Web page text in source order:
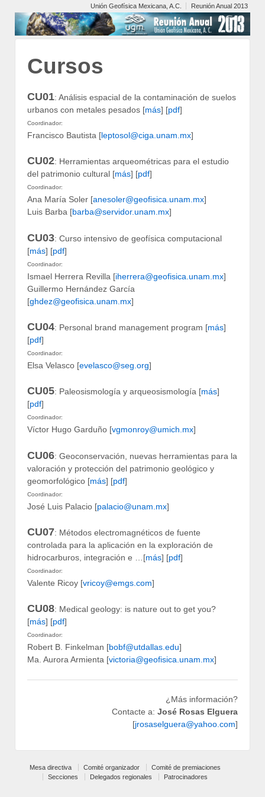
Unión Geofísica Mexicana, A.C. Reunión Anual 2013
Cursos
CU01: Análisis espacial de la contaminación de suelos
urbanos con metales pesados [más] [pdf]
Coordinador:
Francisco Bautista [leptosol@ciga.unam.mx]
CU02: Herramientas arqueométricas para el estudio
del patrimonio cultural [más] [pdf]
Coordinador:
Ana María Soler [anesoler@geofisica.unam.mx]
Luis Barba [barba@servidor.unam.mx]
CU03: Curso intensivo de geofísica computacional
[más] [pdf]
Coordinador:
Ismael Herrera Revilla [iherrera@geofisica.unam.mx]
Guillermo Hernández García
[ghdez@geofisica.unam.mx]
CU04: Personal brand management program [más]
[pdf]
Coordinador:
Elsa Velasco [evelasco@seg.org]
CU05: Paleosismología y arqueosismología [más]
[pdf]
Coordinador:
Víctor Hugo Garduño [vgmonroy@umich.mx]
CU06: Geoconservación, nuevas herramientas para la
valoración y protección del patrimonio geológico y
geomorfológico [más] [pdf]
Coordinador:
José Luis Palacio [palacio@unam.mx]
CU07: Métodos electromagnéticos de fuente
controlada para la aplicación en la exploración de
hidrocarburos, integración e …[más] [pdf]
Coordinador:
Valente Ricoy [vricoy@emgs.com]
CU08: Medical geology: is nature out to get you?
[más] [pdf]
Coordinador:
Robert B. Finkelman [bobf@utdallas.edu]
Ma. Aurora Armienta [victoria@geofisica.unam.mx]
¿Más información?
Contacte a: José Rosas Elguera
[jrosaselguera@yahoo.com]
Mesa directiva Comité organizador
Comité de premiaciones
Secciones
Delegados regionales Patrocinadores